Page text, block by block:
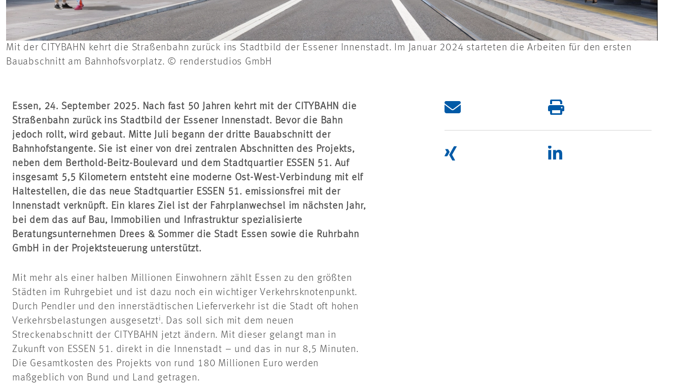
Mit der CITYBAHN kehrt die Straßenbahn zurück ins Stadtbild der Essener Innenstadt. Im Januar 2024 starteten die Arbeiten für den ersten
Bauabschnitt am Bahnhofsvorplatz. © renderstudios GmbH
Essen, 24. September 2025. Nach fast 50 Jahren kehrt mit der CITYBAHN die
Straßenbahn zurück ins Stadtbild der Essener Innenstadt. Bevor die Bahn
jedoch rollt, wird gebaut. Mitte Juli begann der dritte Bauabschnitt der
Bahnhofstangente. Sie ist einer von drei zentralen Abschnitten des Projekts,
neben dem Berthold-Beitz-Boulevard und dem Stadtquartier ESSEN 51. Auf
insgesamt 5,5 Kilometern entsteht eine moderne Ost-West-Verbindung mit elf
Haltestellen, die das neue Stadtquartier ESSEN 51. emissionsfrei mit der
Innenstadt verknüpft. Ein klares Ziel ist der Fahrplanwechsel im nächsten Jahr,
bei dem das auf Bau, Immobilien und Infrastruktur spezialisierte
Beratungsunternehmen Drees & Sommer die Stadt Essen sowie die Ruhrbahn
GmbH in der Projektsteuerung unterstützt.
Mit mehr als einer halben Millionen Einwohnern zählt Essen zu den größten
Städten im Ruhrgebiet und ist dazu noch ein wichtiger Verkehrsknotenpunkt.
Durch Pendler und den innerstädtischen Lieferverkehr ist die Stadt oft hohen
Verkehrsbelastungen ausgesetzti. Das soll sich mit dem neuen
Streckenabschnitt der CITYBAHN jetzt ändern. Mit dieser gelangt man in
Zukunft von ESSEN 51. direkt in die Innenstadt – und das in nur 8,5 Minuten.
Die Gesamtkosten des Projekts von rund 180 Millionen Euro werden
maßgeblich von Bund und Land getragen.